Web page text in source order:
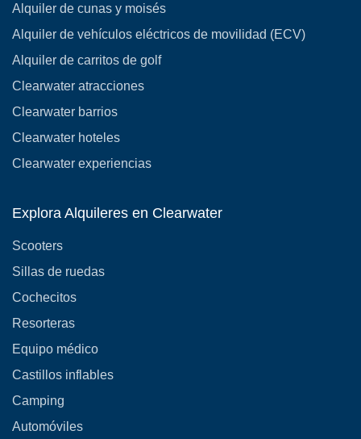
Alquiler de cunas y moisés
Alquiler de vehículos eléctricos de movilidad (ECV)
Alquiler de carritos de golf
Clearwater atracciones
Clearwater barrios
Clearwater hoteles
Clearwater experiencias
Explora Alquileres en Clearwater
Scooters
Sillas de ruedas
Cochecitos
Resorteras
Equipo médico
Castillos inflables
Camping
Automóviles